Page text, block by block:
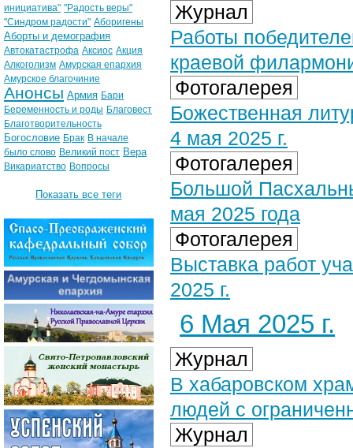
Журнал
Работы
краевой
Фотогалерея
Божественная
4 мая 2025 г.
Фотогалерея
Большой
мая 2025 года
Фотогалерея
Выставка работ
2025 г.
6 Мая 2025 г.
Журнал
В хабаровском
людей с
Журнал
инициатива" "Радость веры"
"Синдром радости" Аборигены
Аборты и демография
Автокатастрофа Аксиос Акция
Алкоголизм Амурская епархия
Амурское благочиние
Анонсы Армия Бари
Беременность и роды Благовест
Благотворительность
Богословие Брак В начале
было слово Великий пост Вера
Викариатство Вопросы
Показать все теги